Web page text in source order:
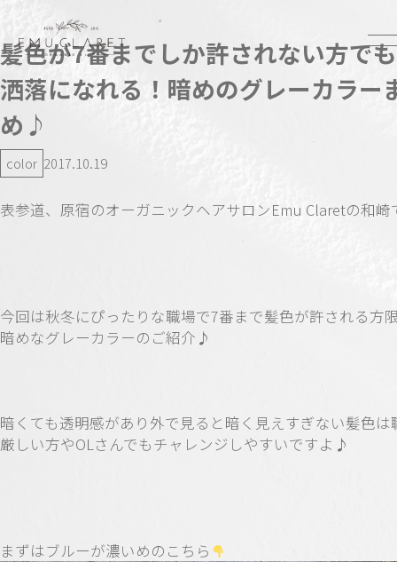
髪色が7番までしか許されない方で
洒落になれる！暗めのグレーカラー
め♪
color 2017.10.19
表参道、原宿のオーガニックヘアサロンEmu Claretの和崎
今回は秋冬にぴったりな職場で7番まで髪色が許される方
暗めなグレーカラーのご紹介♪
暗くても透明感があり外で見ると暗く見えすぎない髪色は
厳しい方やOLさんでもチャレンジしやすいですよ♪
まずはブルーが濃いめのこちら